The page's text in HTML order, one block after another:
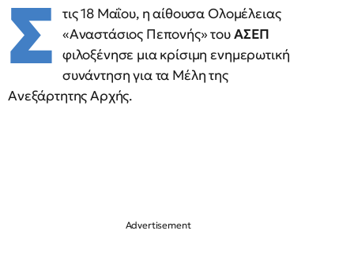
Σ τις 18 Μαΐου, η αίθουσα Ολομέλειας
«Αναστάσιος Πεπονής» τουΑΣΕΠ
φιλοξένησε μια κρίσιμη ενημερωτική
συνάντηση για τα Μέλη της
Ανεξάρτητης Αρχής.